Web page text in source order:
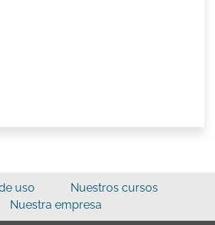
uso
Nuestros cursos
Nuestra empresa